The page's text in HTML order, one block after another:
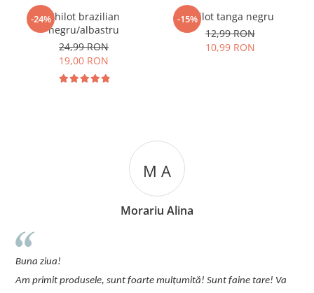
-24%Chilot brazilian
negru/albastru
24,99 RON
19,00 RON
-15%Chilot tanga negru
12,99 RON
10,99 RON
M A
Morariu Alina
Buna ziua!
Am primit produsele, sunt foarte mulțumită! Sunt faine tare! Va